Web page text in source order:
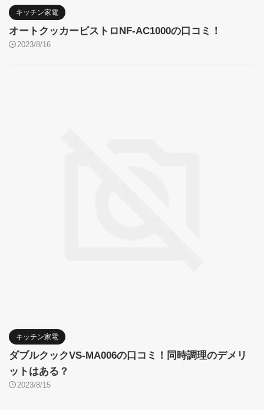
キッチン家電
オートクッカービストロNF-AC1000の口コミ！
2023/8/16
キッチン家電
ダブルクックVS-MA006の口コミ！同時調理のデメリ
ットはある？
2023/8/15